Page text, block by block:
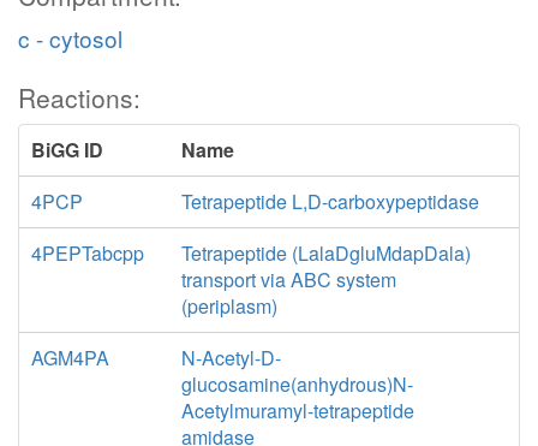
c - cytosol
Reactions:
BiGG ID
Name
4PCP
Tetrapeptide L,D-carboxypeptidase
4PEPTabcpp
Tetrapeptide (LalaDgluMdapDala)
transport via ABC system
(periplasm)
AGM4PA
N-Acetyl-D-
glucosamine(anhydrous)N-
Acetylmuramyl-tetrapeptide
amidase